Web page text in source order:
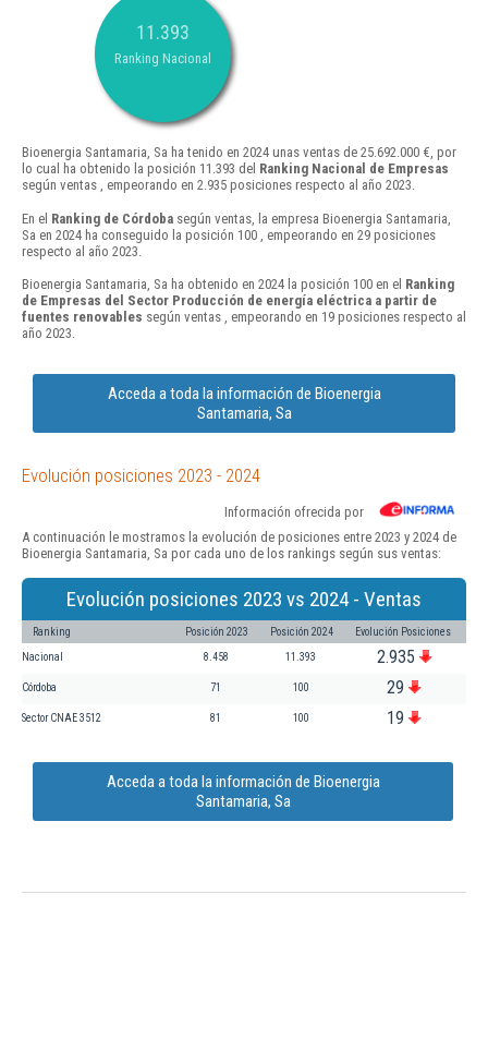
11.393
Ranking Nacional
Bioenergia Santamaria, Sa ha tenido en 2024 unas ventas de 25.692.000 €, por
lo cual ha obtenido la posición 11.393 del Ranking Nacional de Empresas
según ventas , empeorando en 2.935 posiciones respecto al año 2023.
En el Ranking de Córdoba según ventas, la empresa Bioenergia Santamaria,
Sa en 2024 ha conseguido la posición 100 , empeorando en 29 posiciones
respecto al año 2023.
Bioenergia Santamaria, Sa ha obtenido en 2024 la posición 100 en el Ranking
de Empresas del Sector Producción de energía eléctrica a partir de
fuentes renovables según ventas , empeorando en 19 posiciones respecto al
año 2023.
Acceda a toda la información de Bioenergia
Santamaria, Sa
Evolución posiciones 2023 - 2024
Información ofrecida por
A continuación le mostramos la evolución de posiciones entre 2023 y 2024 de
Bioenergia Santamaria, Sa por cada uno de los rankings según sus ventas:
Evolución posiciones 2023 vs 2024 - Ventas
Ranking Posición 2023 Posición 2024 Evolución Posiciones
Nacional 8.458 11.393 2.935
Córdoba 71 100 29
Sector CNAE 3512 81 100 19
Acceda a toda la información de Bioenergia
Santamaria, Sa